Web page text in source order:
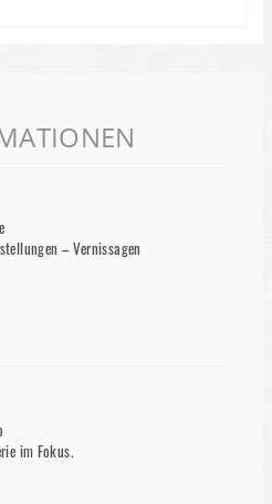
– Vernissagen
im Fokus.